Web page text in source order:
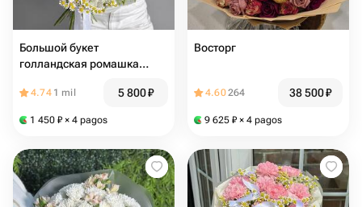
Большой букет
голландская ромашка
альстромерия
4.74 1 mil 5 800₽
1 450 ₽ × 4 pagos
Восторг
4.60264 38 500₽
9 625 ₽ × 4 pagos